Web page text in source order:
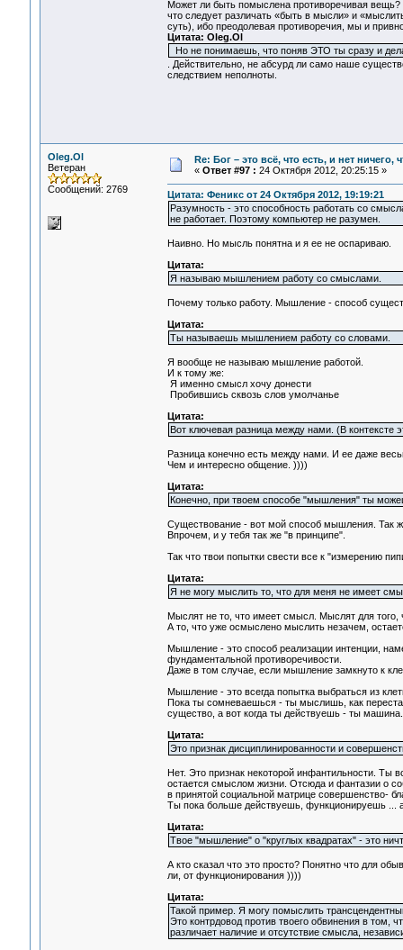
Может ли быть помыслена противоречивая
что следует различать «быть в мысли» и
суть), ибо преодолевая противоречия, мы и
Цитата: Oleg.Ol
Но не понимаешь, что поняв ЭТО ты сразу и
. Действительно, не абсурд ли само наше
следствием неполноты.
Oleg.Ol
Ветеран
Сообщений: 2769
Re: Бог – это всё, что есть, и нет
« Ответ #97 : 24 Октября 2012, 20:25:15 »
Цитата: Феникс от 24 Октября 2012, 19:19:21
Разумность - это способность работать со
не работает. Поэтому компьютер не разумен.
Наивно. Но мысль понятна и я ее не оспариваю.
Цитата:
Я называю мышлением работу со смыслами.
Почему только работу. Мышление - способ
Цитата:
Ты называешь мышлением работу со словами.
Я вообще не называю мышление работой.
И к тому же:
Я именно смысл хочу донести
Пробившись сквозь слов умолчанье
Цитата:
Вот ключевая разница между нами. (В контексте
Разница конечно есть между нами. И ее даже
Чем и интересно общение. ))))
Цитата:
Конечно, при твоем способе "мышления" ты
Существование - вот мой способ мышления. Так
Впрочем, и у тебя так же "в принципе".
Так что твои попытки свести все к "измерению
Цитата:
Я не могу мыслить то, что для меня не имеет
Мыслят не то, что имеет смысл. Мыслят для того,
А то, что уже осмыслено мыслить незачем,
Мышление - это способ реализации интенции,
фундаментальной противоречивости.
Даже в том случае, если мышление замкнуто к
Мышление - это всегда попытка выбраться из
Пока ты сомневаешься - ты мыслишь, как
существо, а вот когда ты действуешь - ты машина.
Цитата:
Это признак дисциплинированности и
Нет. Это признак некоторой инфантильности. Ты
остается смыслом жизни. Отсюда и фантазии о
в принятой социальной матрице совершенство-
Ты пока больше действуешь, функционируешь ...
Цитата:
Твое "мышление" о "круглых квадратах" - это
А кто сказал что это просто? Понятно что для
ли, от функционирования ))))
Цитата:
Такой пример. Я могу помыслить
Это контрдовод против твоего обвинения в том,
различает наличие и отсутствие смысла,